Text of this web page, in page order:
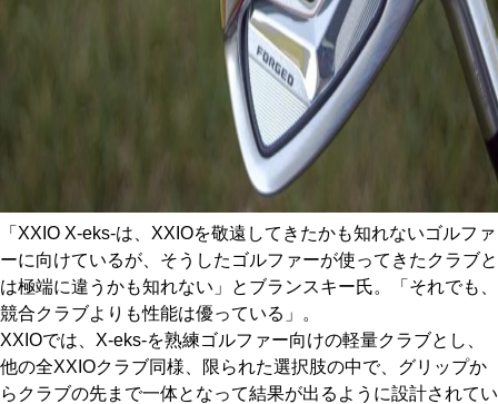
「XXIO X-eks-は、XXIOを敬遠してきたかも知れないゴルファ
ーに向けているが、そうしたゴルファーが使ってきたクラブと
は極端に違うかも知れない」とブランスキー氏。「それでも、
競合クラブよりも性能は優っている」。
XXIOでは、X-eks-を熟練ゴルファー向けの軽量クラブとし、
他の全XXIOクラブ同様、限られた選択肢の中で、グリップか
らクラブの先まで一体となって結果が出るように設計されてい